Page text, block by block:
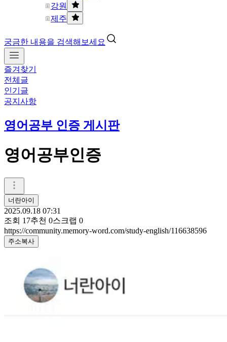
강원
제주
궁금한 내용을 검색해보세요
즐겨찾기
전체글
인기글
공지사항
영어공부 인증 게시판
영어공부인증
너란아이
2025.09.18 07:31
조회 17추천 0스크랩 0
https://community.memory-word.com/study-english/116638596
주소복사